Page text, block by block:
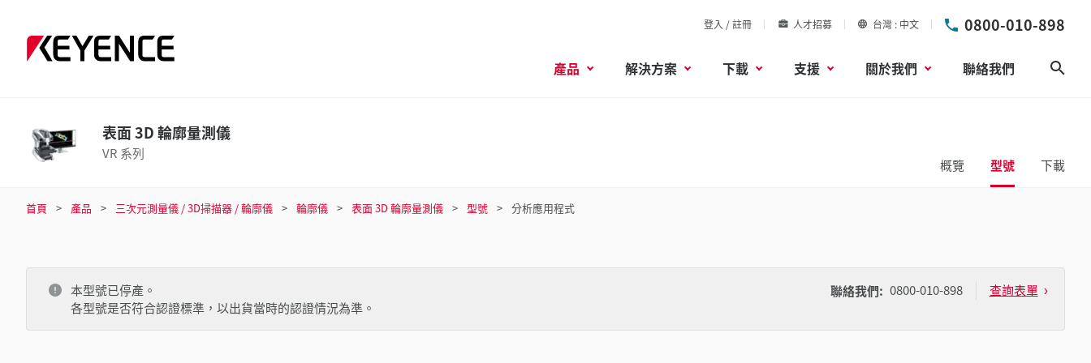
登入 / 註冊 人才招募 台灣 中文 0800-010-898
產品 解決方案 下載 支援 關於我們 聯絡我們
表面 3D 輪廓量測儀
VR 系列
概覽 型號 下載
首頁 產品 三次元測量儀 / 3D掃描器 / 輪廓儀 輪廓儀 表面 3D 輪廓量測儀 型號 分析應用程式
本型號已停產。
各型號是否符合認證標準，以出貨當時的認證情況為準。
聯絡我們: 0800-010-898 查詢表單